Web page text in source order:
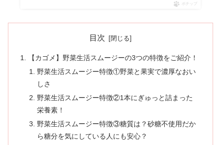
ポチップ
目次
【カゴメ】野菜生活スムージーの3つの特徴をご紹介！
野菜生活スムージー特徴①野菜と果実で濃厚なおい
しさ
野菜生活スムージー特徴②1本にぎゅっと詰まった
栄養素！
野菜生活スムージー特徴③糖質は？砂糖不使用だか
ら糖分を気にしている人にも安心？